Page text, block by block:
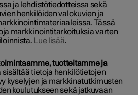
ja lehdistötiedotteissa sekä
henkilöiden valokuvien ja
Tässä
markkinointitarkoituksia varten
Lue lisää.
tuotteitamme ja
sisältää tietoja henkilötietojen
kyselyjen ja markkinatutkimusten
koulutukseen sekä jatkuvaan